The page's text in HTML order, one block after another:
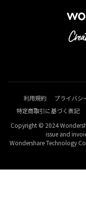
利用規約 プライバシ
特定商取引に基づく表記
Copyright © 2024
issue and
Wondershare Technology